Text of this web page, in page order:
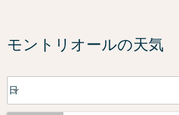
モントリオールの天気
Weather unit option 日 Selected
日
keyboard_arrow_down